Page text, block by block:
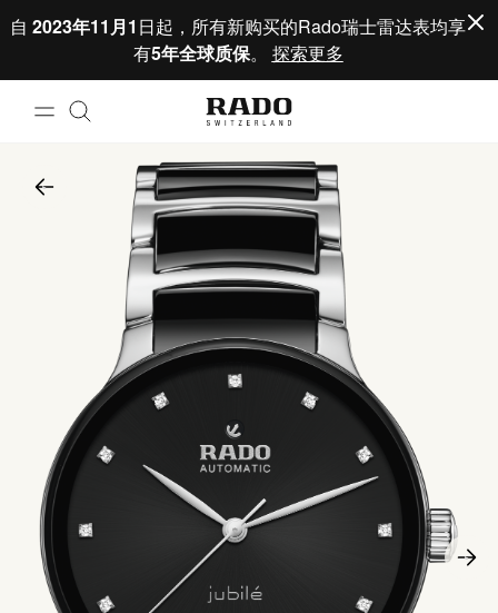
自 2023年11月1 日起，所有新购买的Rado瑞士雷达表均享
有5年全球质保。 探索更多